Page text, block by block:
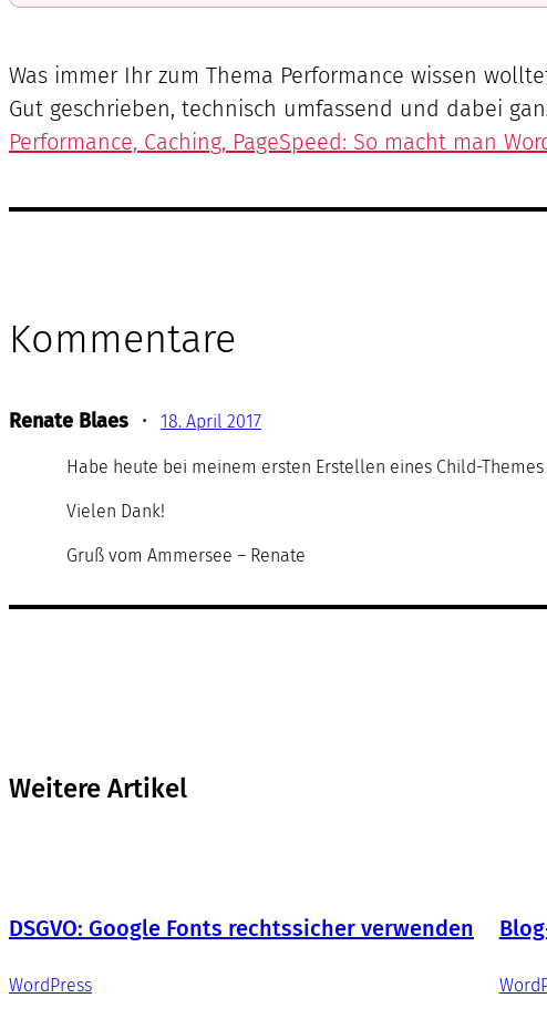
Was immer Ihr zum Thema Performance wissen
Gut geschrieben, technisch umfassend und dabei
Performance, Caching, PageSpeed: So macht man
Kommentare
Renate Blaes • 18. April 2017
Habe heute bei meinem ersten Erstellen eines Child-
Vielen Dank!
Gruß vom Ammersee – Renate
Weitere Artikel
DSGVO: Google Fonts rechtssicher verwenden
WordPress